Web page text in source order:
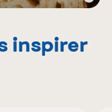
inspirer